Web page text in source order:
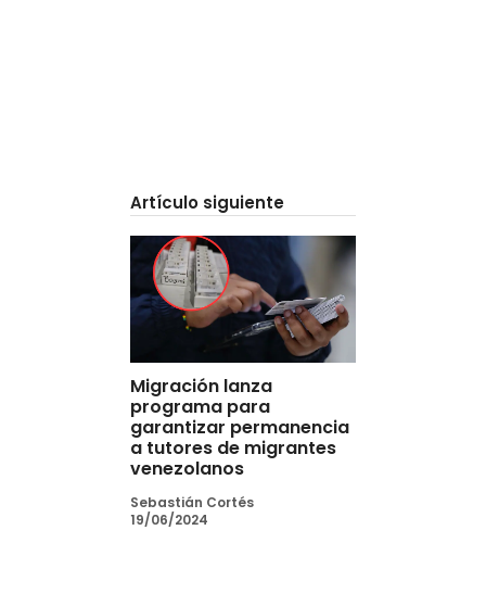
Artículo siguiente
Migración lanza
programa para
garantizar permanencia
a tutores de migrantes
venezolanos
Sebastián Cortés
19/06/2024